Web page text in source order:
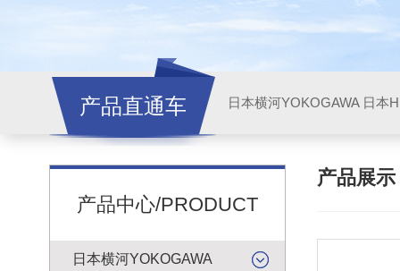
产品直通车 日本横河YOKOGAWA 日本
产品中心/PRODUCT
日本横河YOKOGAWA
产品展示